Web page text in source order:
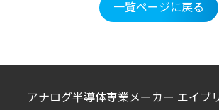
一覧ページに戻る
アナログ半導体専業メーカー エイブ